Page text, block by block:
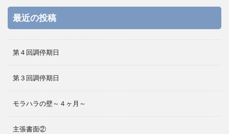
最近の投稿
第４回調停期日
第３回調停期日
モラハラの壁～４ヶ月～
主張書面②